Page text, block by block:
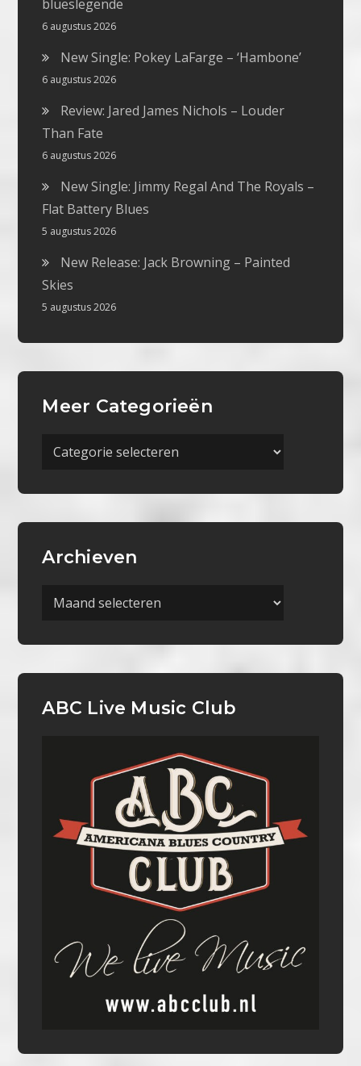
blueslegende
6 augustus 2026
New Single: Pokey LaFarge – ‘Hambone’
6 augustus 2026
Review: Jared James Nichols – Louder
Than Fate
6 augustus 2026
New Single: Jimmy Regal And The Royals –
Flat Battery Blues
5 augustus 2026
New Release: Jack Browning – Painted
Skies
5 augustus 2026
Meer Categorieën
Meer
Archieven
Archieven
ABC Live Music Club